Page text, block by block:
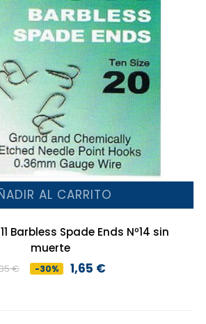
AL CARRITO
Barbless Spade Ends Nº14 sin
muerte
Precio
€ -30%
Precio1,65 €